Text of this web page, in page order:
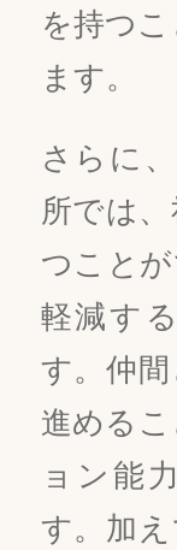
を持つ
ます。
さらに
所では
つこと
軽減す
す。仲
進める
ョン能
す。加